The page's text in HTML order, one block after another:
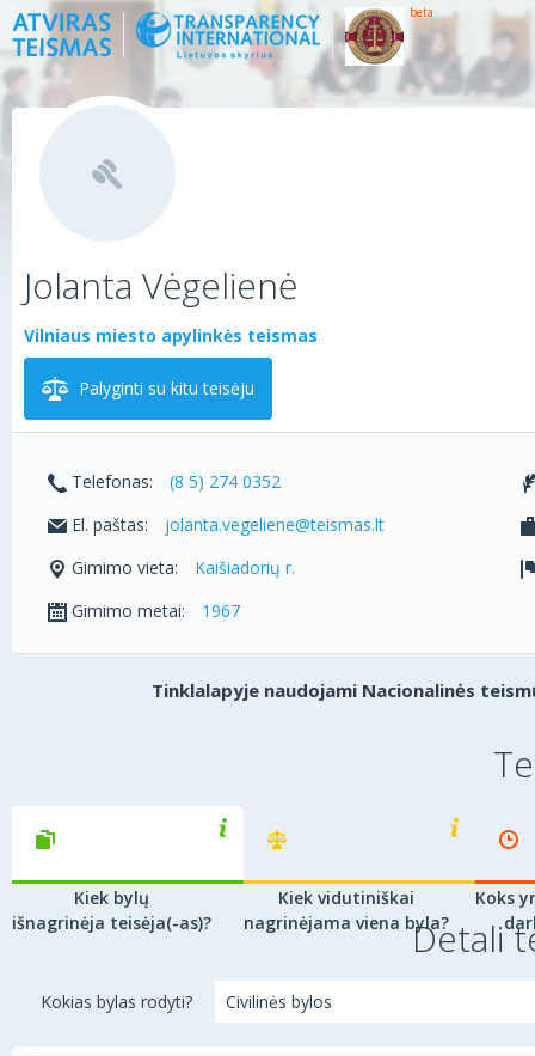
beta
Jolanta Vėgelienė
Vilniaus miesto apylinkės teismas
Palyginti su kitu teisėju
Telefonas:
(8 5) 274 0352
El. paštas:
jolanta.vegeliene@teismas.lt
Gimimo vieta:
Kaišiadorių r.
Gimimo metai:
1967
Tinklalapyje naudojami Nacionalinės
Kiek bylų
išnagrinėja teisėja(-as)?
Kiek vidutiniškai
nagrinėjama viena byla?
Koks
Detali
Kokias bylas rodyti?